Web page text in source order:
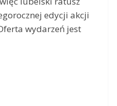
edycji akcji
wydarzeń jest